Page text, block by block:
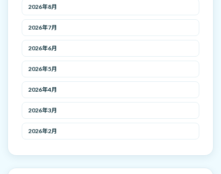
2026年8月
2026年7月
2026年6月
2026年5月
2026年4月
2026年3月
2026年2月